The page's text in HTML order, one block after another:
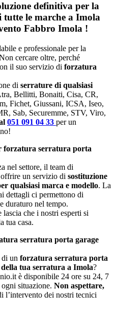
definitiva per la
tutte le marche a Imola
Fabbro Imola !
e professionale per la
cercare oltre, perché
il suo servizio di forzatura
di serrature di qualsiasi
Bellitti, Bonaiti, Cisa, CR,
Fichet, Giussani, ICSA, Iseo,
Sab, Securemme, STV, Viro,
051 091 04 33 per un
forzatura serratura porta
nel settore, il team di
un servizio di sostituzione
qualsiasi marca e modello. La
dettagli ci permettono di
duraturo nel tempo.
lascia che i nostri esperti si
tua casa.
serratura porta garage
un forzatura serratura porta
della tua serratura a Imola?
è disponibile 24 ore su 24, 7
situazione. Non aspettare,
l’intervento dei nostri tecnici